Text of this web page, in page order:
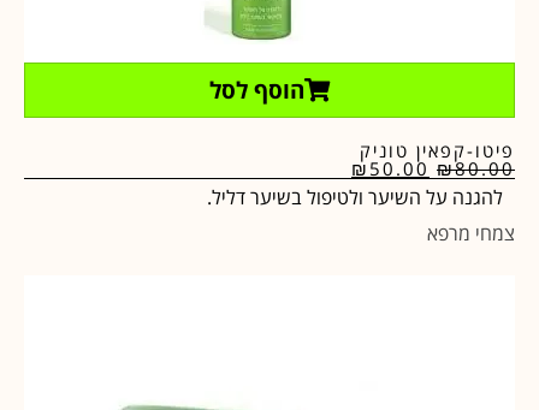
הוסף לסל
פיטו-קפאין טוניק
₪80.00
₪ 50.00
להגנה על השיער ולטיפול בשיער דליל.
צמחי מרפא